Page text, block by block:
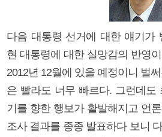
다음 대통령 선거에 대한 얘기가
현 대통령에 대한 실망감의 반영
2012년 12월에 있을 예정이니 벌
은 빨라도 너무 빠르다. 그런데도
기를 향한 행보가 활발해지고 언
조사 결과를 종종 발표하다 보니